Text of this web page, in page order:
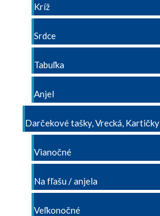
Kríž
Srdce
Tabuľka
Anjel
Darčekové tašky, Vrecká, Kartičky
Vianočné
Na fľašu / anjela
Veľkonočné